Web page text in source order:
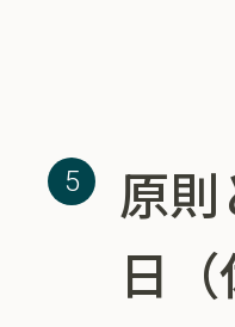
原則
日